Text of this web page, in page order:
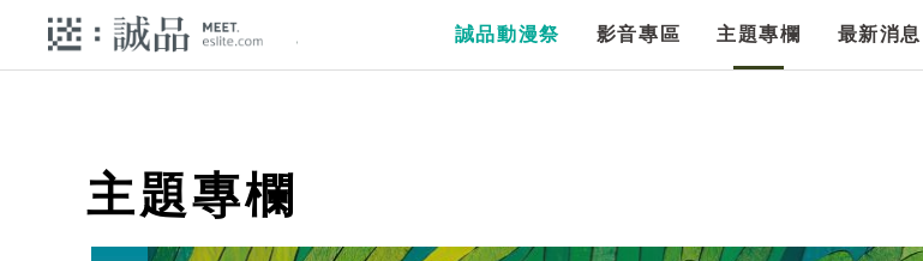
誠品動漫祭 影音專區 主題專欄 最新消息
主題專欄